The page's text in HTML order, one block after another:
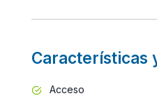
Características
Acceso